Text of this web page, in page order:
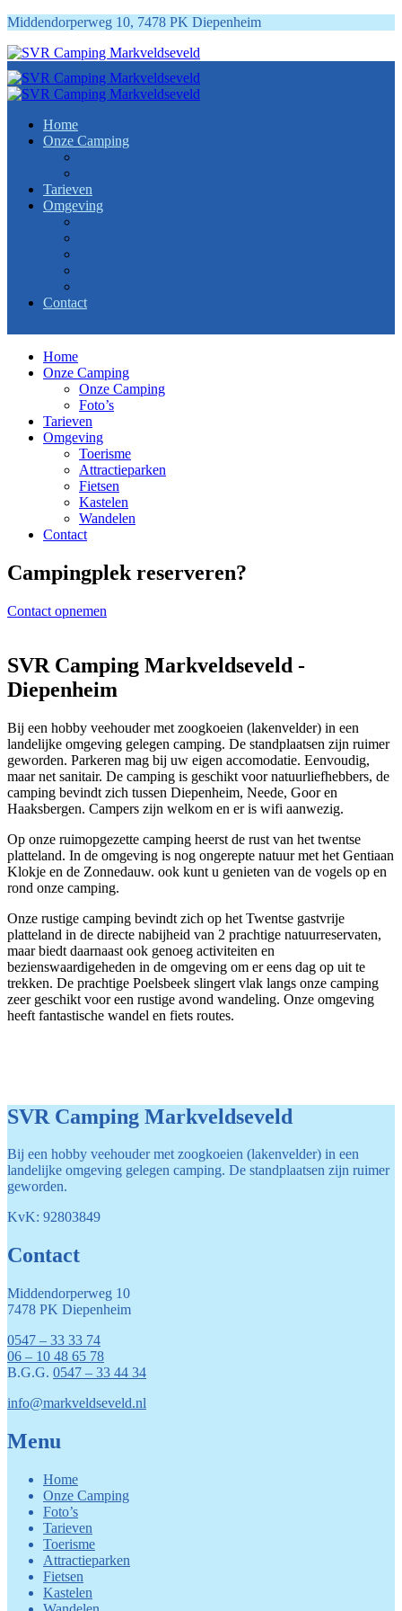
Middendorperweg 10, 7478 PK Diepenheim
Home
Onze Camping
Tarieven
Omgeving
Contact
Home
Onze Camping
Onze Camping
Foto’s
Tarieven
Omgeving
Toerisme
Attractieparken
Fietsen
Kastelen
Wandelen
Contact
Campingplek reserveren?
Contact opnemen
SVR Camping Markveldseveld -
Diepenheim
Bij een hobby veehouder met zoogkoeien (lakenvelder) in een
landelijke omgeving gelegen camping. De standplaatsen zijn ruimer
geworden. Parkeren mag bij uw eigen accomodatie. Eenvoudig,
maar net sanitair. De camping is geschikt voor natuurliefhebbers, de
camping bevindt zich tussen Diepenheim, Neede, Goor en
Haaksbergen. Campers zijn welkom en er is wifi aanwezig.
Op onze ruimopgezette camping heerst de rust van het twentse
platteland. In de omgeving is nog ongerepte natuur met het Gentiaan
Klokje en de Zonnedauw. ook kunt u genieten van de vogels op en
rond onze camping.
Onze rustige camping bevindt zich op het Twentse gastvrije
platteland in de directe nabijheid van 2 prachtige natuurreservaten,
maar biedt daarnaast ook genoeg activiteiten en
bezienswaardigeheden in de omgeving om er eens dag op uit te
trekken. De prachtige Poelsbeek slingert vlak langs onze camping
zeer geschikt voor een rustige avond wandeling. Onze omgeving
heeft fantastische wandel en fiets routes.
SVR Camping Markveldseveld
Bij een hobby veehouder met zoogkoeien (lakenvelder) in een
landelijke omgeving gelegen camping. De standplaatsen zijn ruimer
geworden.
KvK: 92803849
Contact
Middendorperweg 10
7478 PK Diepenheim
0547 – 33 33 74
06 – 10 48 65 78
B.G.G. 0547 – 33 44 34
info@markveldseveld.nl
Menu
Home
Onze Camping
Foto’s
Tarieven
Toerisme
Attractieparken
Fietsen
Kastelen